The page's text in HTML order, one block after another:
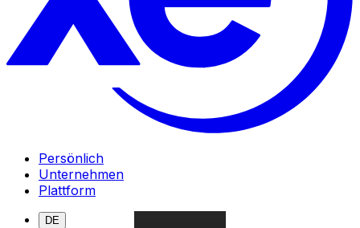
Persönlich
Unternehmen
Plattform
DE